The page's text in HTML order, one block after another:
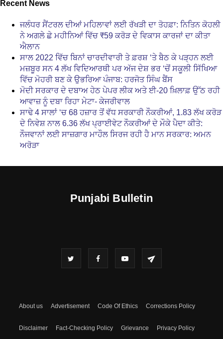
Recent News
ਜਲੰਧਰ ਸੈਂਟਰਲ ਦੀਆਂ ਮਹਿਲਾਵਾਂ ਲਈ ਰੱਖੜੀ ਦਾ ਤੋਹਫ਼ਾ: ਨਿਤਿਨ ਕੋਹਲੀ
ਨੇ ਅਗਲੇ ਛੇ ਮਹੀਨਿਆਂ ਵਿੱਚ ₹59 ਕਰੋੜ ਦੇ ਵਿਕਾਸ ਕਾਰਜਾਂ ਦਾ ਕੀਤਾ
ਐਲਾਨ
ਸਾਲ 2022 ਵਿੱਚ ਬਿਨਾਂ ਚਾਰਦੀਵਾਰੀ ਤੇ ਫ਼ਰਸ਼ ‘ਤੇ ਬੈਠ ਕੇ ਪੜ੍ਹਨ ਲਈ
ਮਜ਼ਬੂਰ ਸਨ 4 ਲੱਖ ਵਿਦਿਆਰਥੀ ਪਰ ਅੱਜ ਦੇਸ਼ ਭਰ ‘ਚੋਂ ਸਕੂਲੀ ਸਿੱਖਿਆ
ਵਿੱਚ ਮੋਹਰੀ ਬਣ ਕੇ ਉਭਰਿਆ ਪੰਜਾਬ: ਹਰਜੋਤ ਸਿੰਘ ਬੈਂਸ
ਮੋਦੀ ਸਰਕਾਰ ਦੇ ਦਬਾਅ ਹੇਠ ਪੇਪਰ ਲੀਕ ਅਤੇ ਈ-20 ਖ਼ਿਲਾਫ਼ ਉੱਠ ਰਹੀ
ਆਵਾਜ਼ ਨੂੰ ਦਬਾ ਰਿਹਾ ਮੇਟਾ- ਕੇਜਰੀਵਾਲ
ਸਾਢੇ 4 ਸਾਲਾਂ ‘ਚ 68 ਹਜ਼ਾਰ ਤੋਂ ਵੱਧ ਸਰਕਾਰੀ ਨੌਕਰੀਆਂ, 1.83 ਲੱਖ ਕਰੋੜ
ਦੇ ਨਿਵੇਸ਼ ਨਾਲ 6.36 ਲੱਖ ਪ੍ਰਾਈਵੇਟ ਨੌਕਰੀਆਂ ਦੇ ਮੌਕੇ ਪੈਦਾ ਕੀਤੇ:
ਨੌਜਵਾਨਾਂ ਲਈ ਸਾਜ਼ਗਾਰ ਮਾਹੌਲ ਸਿਰਜ ਰਹੀ ਹੈ ਮਾਨ ਸਰਕਾਰ: ਅਮਨ
ਅਰੋੜਾ
Punjabi Bulletin
About us Advertisement Code Of Ethics Corrections Policy
Disclaimer Fact-Checking Policy Grievance Privacy Policy